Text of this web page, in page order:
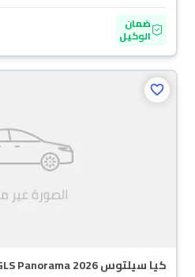
ضمان
الوكيل
كيا سيلتوس GLS Panorama 2026